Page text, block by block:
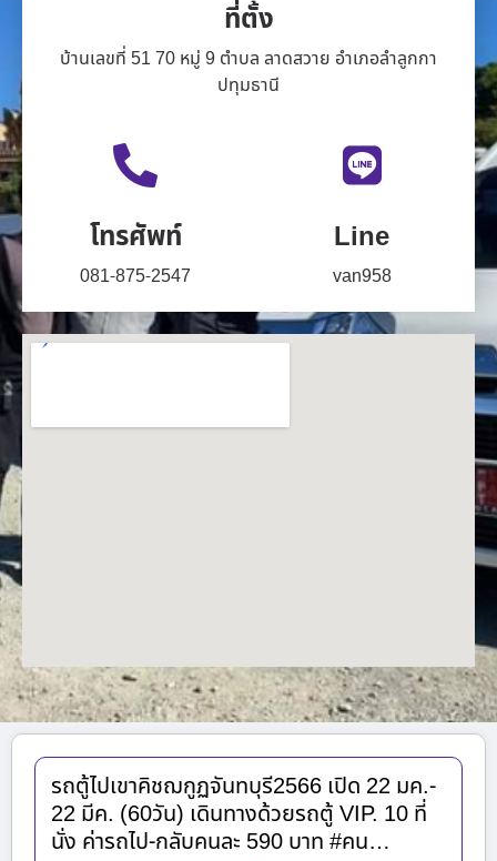
ที่ตั้ง
บ้านเลขที่ 51 70 หมู่ 9 ตำบล ลาดสวาย อำเภอลำลูกกา
ปทุมธานี
โทรศัพท์
081-875-2547
Line
van958
รถตู้ไปเขาคิชฌกูฏจันทบุรี2566 เปิด 22 มค.-
22 มีค. (60วัน) เดินทางด้วยรถตู้ VIP. 10 ที่
นั่ง ค่ารถไป-กลับคนละ 590 บาท #คน…